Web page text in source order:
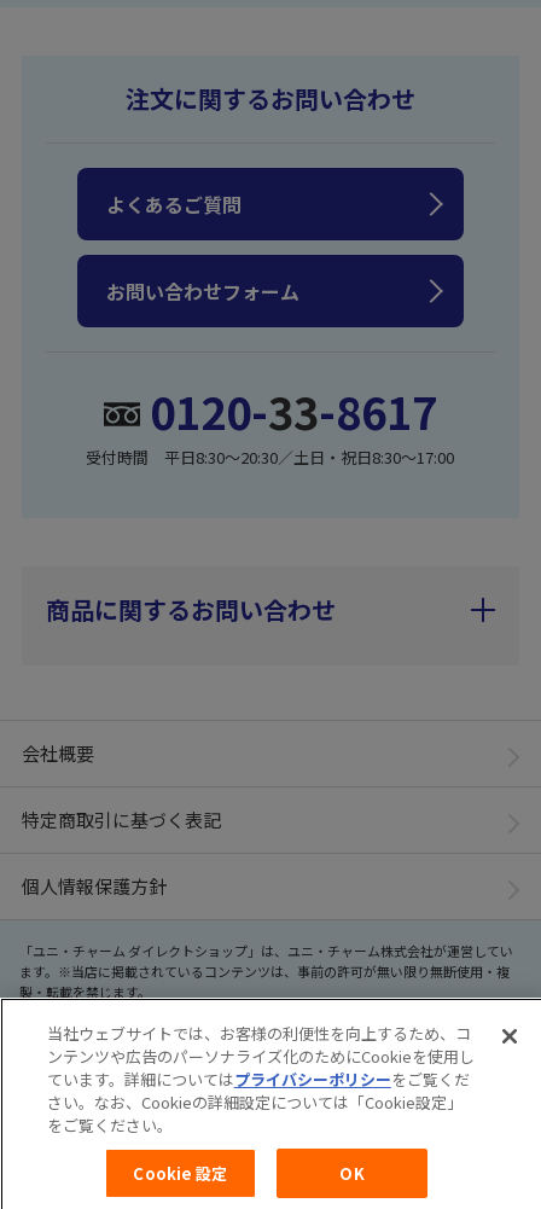
注文に関するお問い合わせ
0120-33-8617
受付時間 平日8:30〜20:30／土日・祝日8:30〜17:00
よくあるご質問
お問い合わせフォーム
商品に関するお問い合わせ
会社概要
特定商取引に基づく表記
個人情報保護方針
Copyright© Unicharm Corporation
「ユニ・チャーム ダイレクトショップ」は、ユニ・チャーム株式会社が運営してい
ます。※当店に掲載されているコンテンツは、事前の許可が無い限り無断使用・複
製・転載を禁じます。
当社ウェブサイトでは、お客様の利便性を向上するため、コ
ンテンツや広告のパーソナライズ化のためにCookieを使用し
ています。詳細についてはプライバシーポリシーをご覧くだ
さい。なお、Cookieの詳細設定については「Cookie設定」
をご覧ください。
Cookie 設定 OK